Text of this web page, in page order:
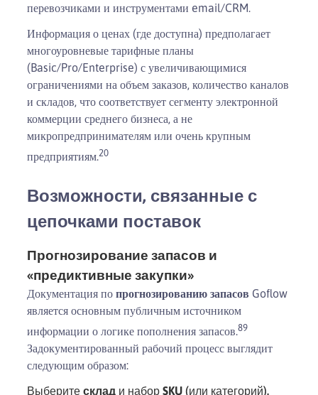
перевозчиками и инструментами email/CRM.
Информация о ценах (где доступна) предполагает
многоуровневые тарифные планы
(Basic/Pro/Enterprise) с увеличивающимися
ограничениями на объем заказов, количество каналов
и складов, что соответствует сегменту электронной
коммерции среднего бизнеса, а не
микропредпринимателям или очень крупным
предприятиям.20
Возможности, связанные с
цепочками поставок
Прогнозирование запасов и
«предиктивные закупки»
Документация по прогнозированию запасов Goflow
является основным публичным источником
информации о логике пополнения запасов.89
Задокументированный рабочий процесс выглядит
следующим образом:
Выберите склад и набор SKU (или категорий).